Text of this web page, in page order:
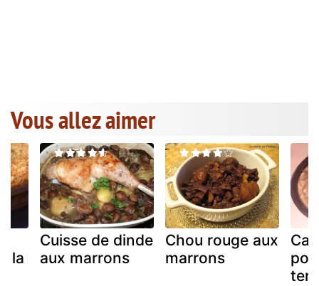
Vous allez aimer
la
Cuisse de dinde
aux marrons
Chou rouge aux
marrons